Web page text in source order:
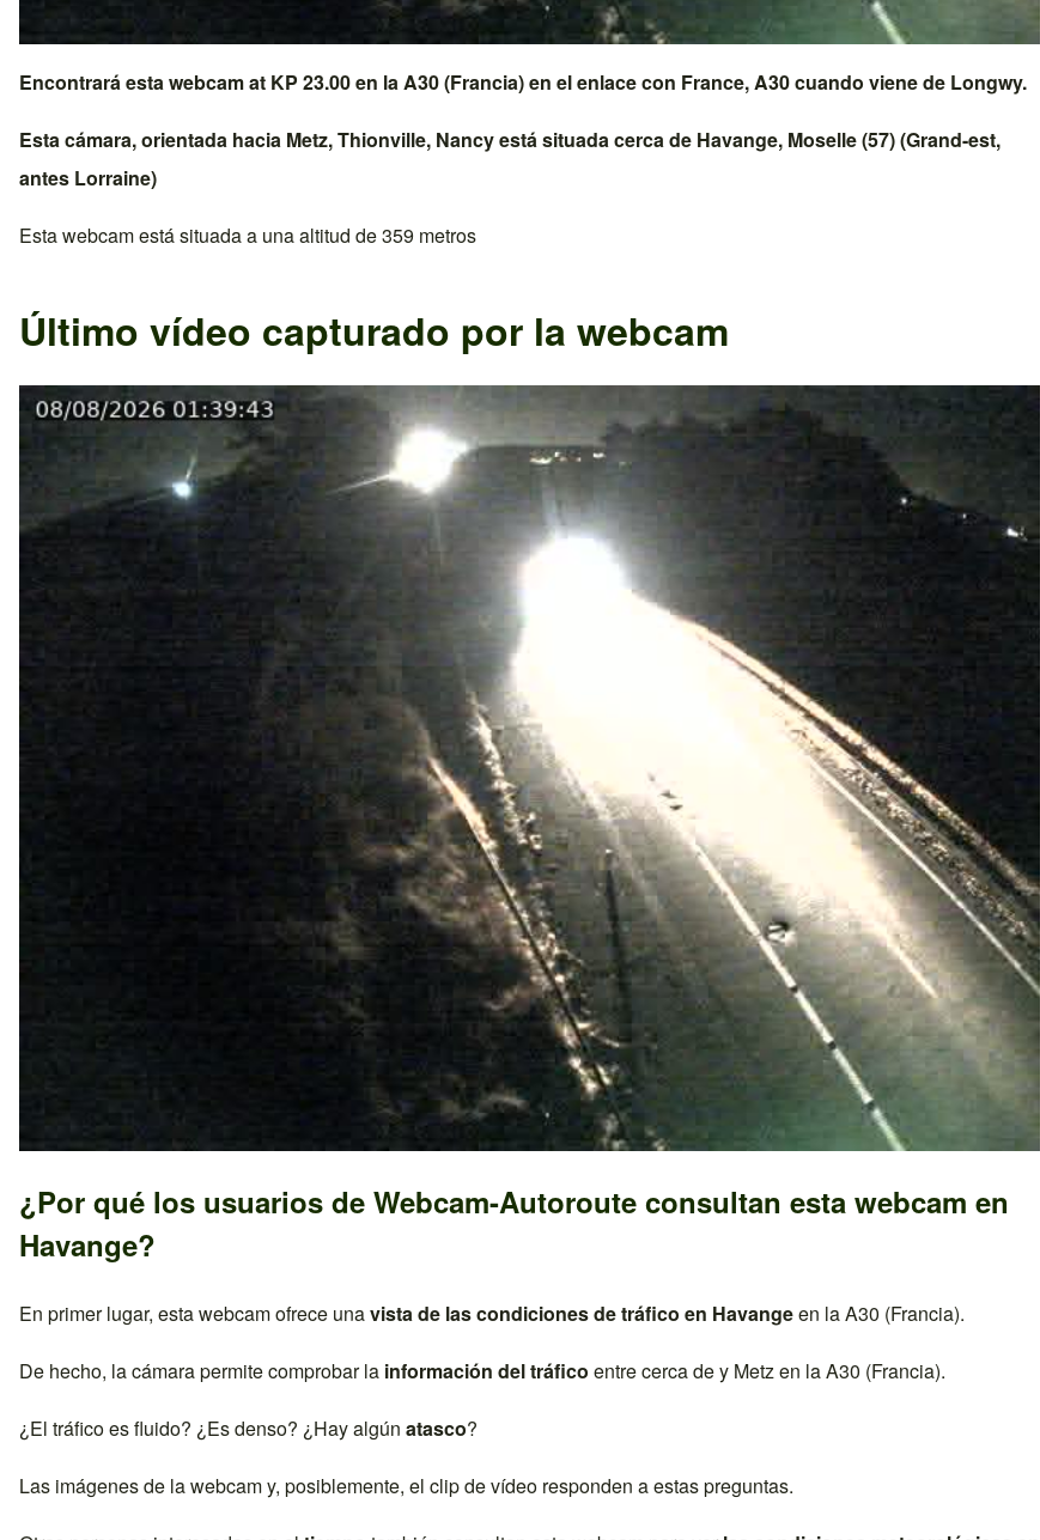
Encontrará esta webcam at KP 23.00 en laA30 (Francia)en el enlace con France, A30cuando viene de Longwy.
Esta cámara, orientada hacia Metz,Thionville, Nancyestá situada cerca de Havange, Moselle (57)(Grand-est,
antes Lorraine)
Esta webcam está situada a una altitud de 359 metros
Último vídeo capturado por la webcam
¿Por qué los usuarios de Webcam-Autoroute consultan esta webcam en
Havange?
En primer lugar, esta webcam ofrece unavista de las condiciones de tráfico en Havangeen laA30 (Francia).
De hecho, la cámara permite comprobar la información del tráfico entre cerca de y Metzen laA30 (Francia).
¿El tráfico es fluido? ¿Es denso? ¿Hay algún atasco?
Las imágenes de la webcam y, posiblemente, el clip de vídeo responden a estas preguntas.